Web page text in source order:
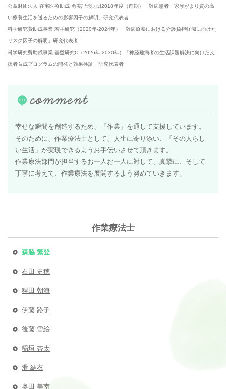
公益財団法人 在宅医療助成 勇美記念財団2018年度（前期）「難病患者・家族がより質の高
い療養生活を送るための影響因子の解明」研究代表者
科学研究費助成事業 若手研究（2020年-2024年）「難病療養における介護負担軽減に向けた
リスク因子の解明」研究代表者
科学研究費助成事業 基盤研究C（2026年-2030年）「神経難病者の生活課題解決に向けた支
援者育成プログラムの開発と効果検証」研究代表者
幸せな瞬間を創造するため、「作業」を通して支援しています。
そのために、作業療法士として、人生に寄り添い、「その人らし
い生活」が実現できるようお手伝いさせて頂きます。
作業療法部門が担当するお一人お一人に対して、真摯に、そして
丁寧に考えて、作業療法を展開するよう努めていきます。
作業療法士
森脇 繁登
石田 史穂
稗田 朝海
伊藤 路子
後藤 雪絵
稲垣 杏太
滑 結衣
奥田 美南